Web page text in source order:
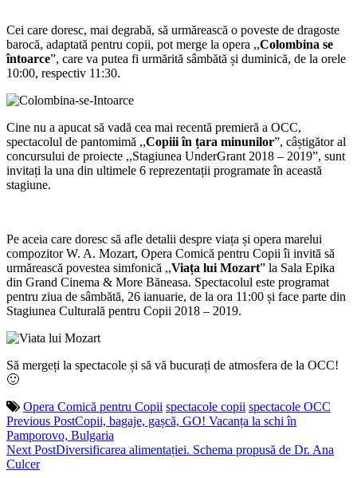
Cei care doresc, mai degrabă, să urmărească o poveste de dragoste
barocă, adaptată pentru copii, pot merge la opera ,,Colombina se
întoarce”, care va putea fi urmărită sâmbătă și duminică, de la orele
10:00, respectiv 11:30.
Cine nu a apucat să vadă cea mai recentă premieră a OCC,
spectacolul de pantomimă ,,Copiii în țara minunilor”, câștigător al
concursului de proiecte ,,Stagiunea UnderGrant 2018 – 2019”, sunt
invitați la una din ultimele 6 reprezentații programate în această
stagiune.
Pe aceia care doresc să afle detalii despre viața și opera marelui
compozitor W. A. Mozart, Opera Comică pentru Copii îi invită să
urmărească povestea simfonică ,,Viața lui Mozart” la Sala Epika
din Grand Cinema & More Băneasa. Spectacolul este programat
pentru ziua de sâmbătă, 26 ianuarie, de la ora 11:00 și face parte din
Stagiunea Culturală pentru Copii 2018 – 2019.
Să mergeți la spectacole și să vă bucurați de atmosfera de la OCC!
🙂
Opera Comică pentru Copii spectacole copii spectacole OCC
Post
navigation
Previous PostCopii, bagaje, gașcă, GO! Vacanța la schi în
Pamporovo, Bulgaria
Next PostDiversificarea alimentației. Schema propusă de Dr. Ana
Culcer